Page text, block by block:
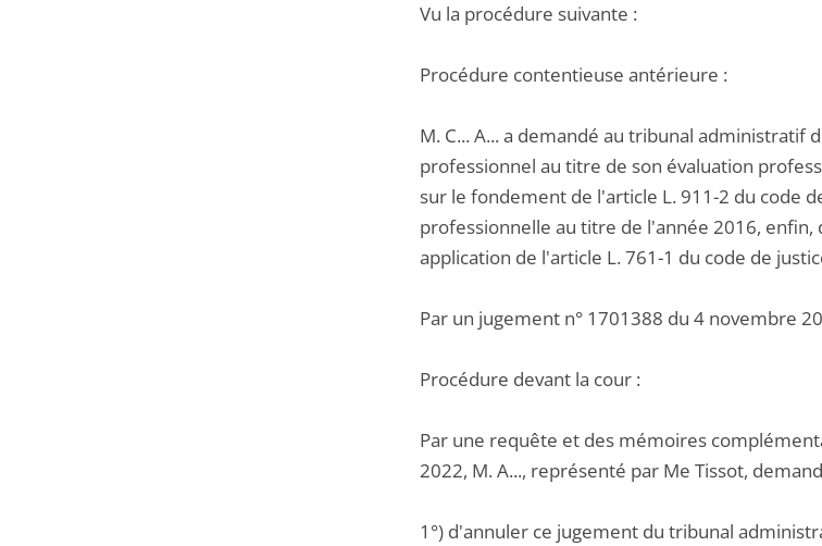
Vu la procédure suivante :
Procédure contentieuse antérieure :
M. C... A... a demandé au tribunal
professionnel au titre de son évaluation
sur le fondement de l'article L. 911-2 du code
professionnelle au titre de l'année 2016,
application de l'article L. 761-1 du code de
Par un jugement n° 1701388 du 4 novembre
Procédure devant la cour :
Par une requête et des mémoires
2022, M. A..., représenté par Me Tissot,
1°) d'annuler ce jugement du tribunal